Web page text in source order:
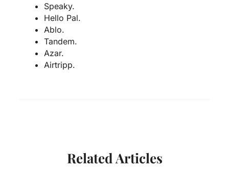
Speaky.
Hello Pal.
Ablo.
Tandem.
Azar.
Airtripp.
Related Articles